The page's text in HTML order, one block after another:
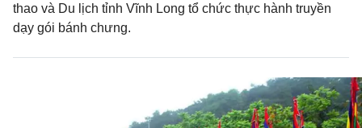
thao và Du lịch tỉnh Vĩnh Long tổ chức thực hành truyền
dạy gói bánh chưng.